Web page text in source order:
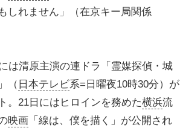
しれません」（在京キー局関係
は清原主演の連ドラ「霊媒探偵・城
（ 日本テレビ系=日曜夜10時30分）が
。21日にはヒロインを務めた横浜流
映画 「線は、僕を描く」が公開され